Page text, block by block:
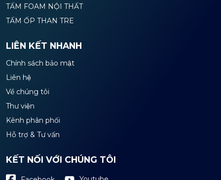
TẤM FOAM NỘI THẤT
TẤM ỐP THAN TRE
LIÊN KẾT NHANH
Chính sách bảo mật
Liên hệ
Về chúng tôi
Thư viện
Kênh phân phối
Hỗ trợ & Tư vấn
KẾT NỐI VỚI CHÚNG TÔI